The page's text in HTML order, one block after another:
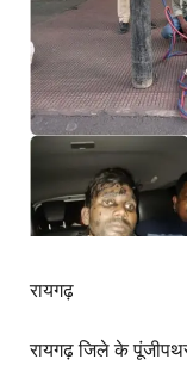
रायगढ़
रायगढ़ जिले के